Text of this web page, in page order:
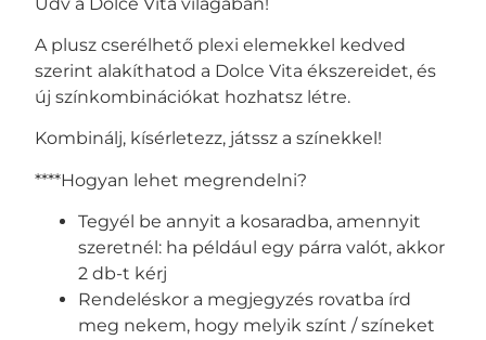
A plusz cserélhető plexi elemekkel kedved
szerint alakíthatod a Dolce Vita ékszereidet, és
új színkombinációkat hozhatsz létre.
Kombinálj, kísérletezz, játssz a színekkel!
****Hogyan lehet megrendelni?
Tegyél be annyit a kosaradba, amennyit
szeretnél: ha például egy párra valót, akkor
2 db-t kérj
Rendeléskor a megjegyzés rovatba írd
meg nekem, hogy melyik színt / színeket